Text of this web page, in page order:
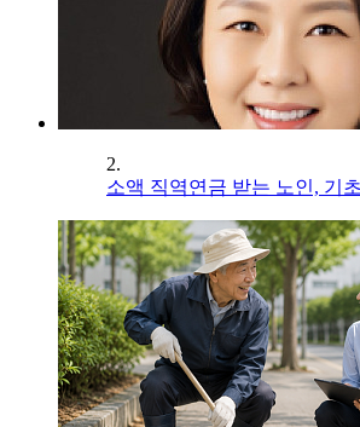
2.
소액 직역연금 받는 노인, 기